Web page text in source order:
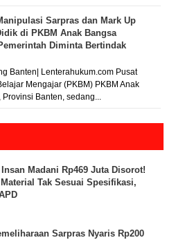
Sarpras dan Mark Up
di PKBM Anak Bangsa
Diminta Bertindak
Banten| Lenterahukum.com Pusat
Mengajar (PKBM) PKBM Anak
Banten, sedang...
Madani Rp469 Juta Disorot!
Tak Sesuai Spesifikasi,
Sarpras Nyaris Rp200